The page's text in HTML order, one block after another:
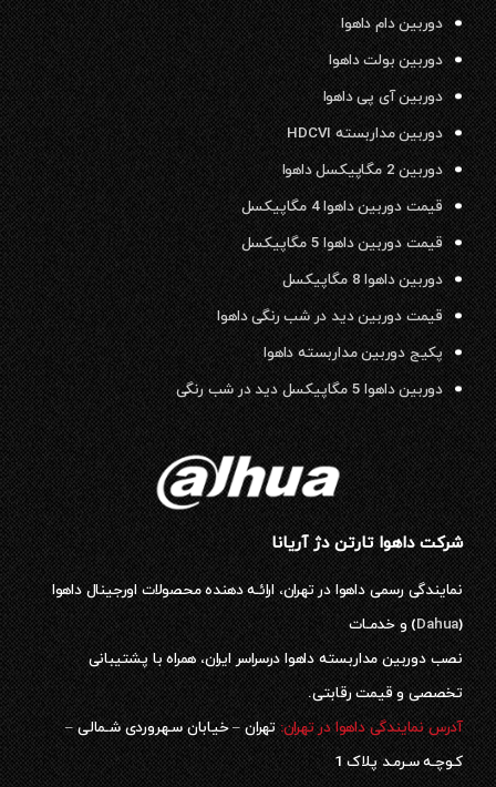
دوربین دام داهوا
دوربین بولت داهوا
دوربین آی پی داهوا
دوربین مداربسته HDCVI
دوربین 2 مگاپیکسل داهوا
قیمت دوربین داهوا 4 مگاپیکسل
قیمت دوربین داهوا 5 مگاپیکسل
دوربین داهوا 8 مگاپیکسل
قیمت دوربین دید در شب رنگی داهوا
پکیج دوربین مداربسته داهوا
دوربین داهوا 5 مگاپیکسل دید در شب رنگی
شرکت داهوا تارتن دژ آریانا
نمایندگی رسمی داهوا در تهران، ارائـه دهنده محصولات اورجینال داهوا
(
Dahua) و خدمـات
نصب دوربین مداربسته داهوا درسراسر ایران، همراه با پشتیبانی
تخصصی و قیمت رقابتی.
آدرس نمایندگی داهوا در تهران:تهران – خیابان سـهروردی شـمالی –
کـوچـه سـرمـد پلاک 1